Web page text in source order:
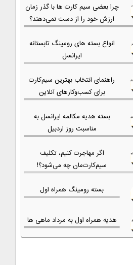
چرا بعضی سیم کارت ها با گذر زمان
ارزش خود را از دست نمی‌دهند؟
انواع بسته های رومینگ تابستانه
ایرانسل
راهنمای انتخاب بهترین سیم‌کارت
برای کسب‌وکارهای آنلاین
بسته هدیه مکالمه ایرانسل به
مناسبت روز اردبیل
اگر مهاجرت کنیم، تکلیف
سیم‌کارت‌مان چه می‌شود؟!
بسته رومینگ همراه اول
هدیه همراه اول به مرداد ماهی ها